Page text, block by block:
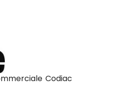
Codiac